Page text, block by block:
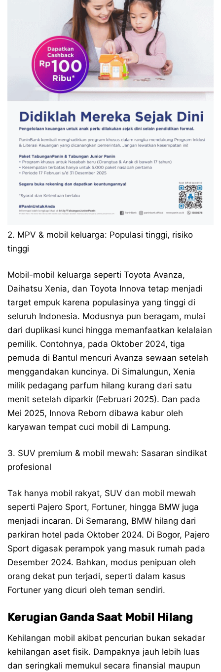
2. MPV & mobil keluarga: Populasi tinggi, risiko
tinggi
Mobil-mobil keluarga seperti Toyota Avanza,
Daihatsu Xenia, dan Toyota Innova tetap menjadi
target empuk karena populasinya yang tinggi di
seluruh Indonesia. Modusnya pun beragam, mulai
dari duplikasi kunci hingga memanfaatkan kelalaian
pemilik. Contohnya, pada Oktober 2024, tiga
pemuda di Bantul mencuri Avanza sewaan setelah
menggandakan kuncinya. Di Simalungun, Xenia
milik pedagang parfum hilang kurang dari satu
menit setelah diparkir (Februari 2025). Dan pada
Mei 2025, Innova Reborn dibawa kabur oleh
karyawan tempat cuci mobil di Lampung.
3. SUV premium & mobil mewah: Sasaran sindikat
profesional
Tak hanya mobil rakyat, SUV dan mobil mewah
seperti Pajero Sport, Fortuner, hingga BMW juga
menjadi incaran. Di Semarang, BMW hilang dari
parkiran hotel pada Oktober 2024. Di Bogor, Pajero
Sport digasak perampok yang masuk rumah pada
Desember 2024. Bahkan, modus penipuan oleh
orang dekat pun terjadi, seperti dalam kasus
Fortuner yang dicuri oleh teman sendiri.
Kerugian Ganda Saat Mobil Hilang
Kehilangan mobil akibat pencurian bukan sekadar
kehilangan aset fisik. Dampaknya jauh lebih luas
dan seringkali memukul secara finansial maupun